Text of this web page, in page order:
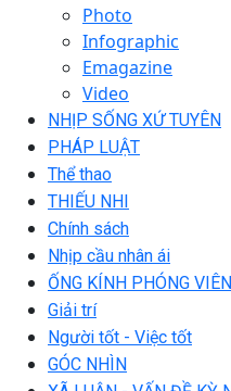
Photo
Infographic
Emagazine
Video
NHỊP SỐNG XỨ TUYÊN
PHÁP LUẬT
Thể thao
THIẾU NHI
Chính sách
Nhịp cầu nhân ái
ỐNG KÍNH PHÓNG VIÊN
Giải trí
Người tốt - Việc tốt
GÓC NHÌN